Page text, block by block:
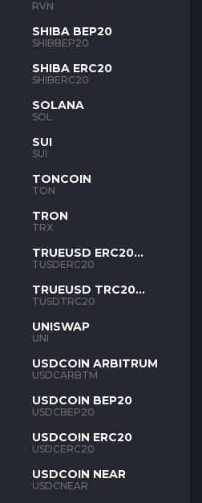
RVN
SHIBA BEP20
SHIBBEP20
SHIBA ERC20
SHIBERC20
SOLANA
SOL
SUI
SUI
TONCOIN
TON
TRON
TRX
TRUEUSD ERC20
TUSD
TUSDERC20
TRUEUSD TRC20
TUSD
TUSDTRC20
UNISWAP
UNI
USDCOIN ARBITRUM
USDCARBTM
USDCOIN BEP20
USDCBEP20
USDCOIN ERC20
USDCERC20
USDCOIN NEAR
USDCNEAR